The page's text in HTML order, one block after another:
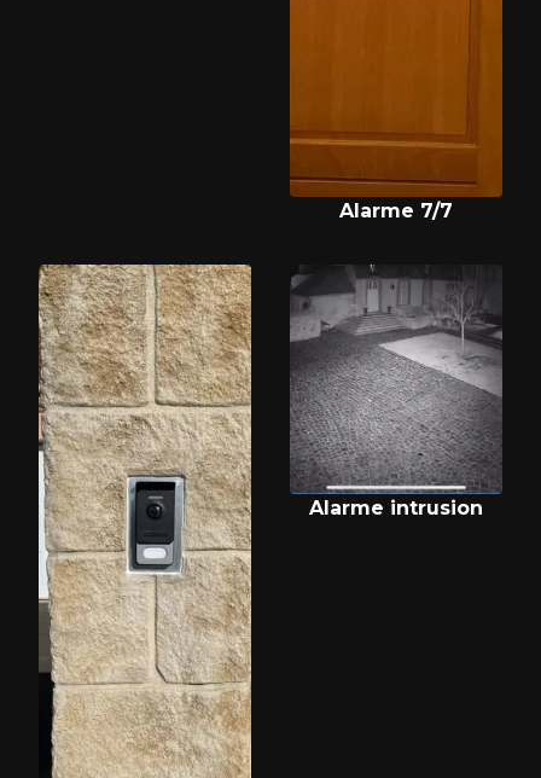
Alarme 7/7
Alarme intrusion